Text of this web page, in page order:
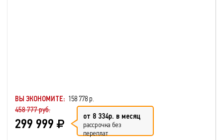
ВЫ ЭКОНОМИТЕ: 158 778 р.
458 777 руб.
299 999 от 8 334р. в месяц
рассрочка без
переплат